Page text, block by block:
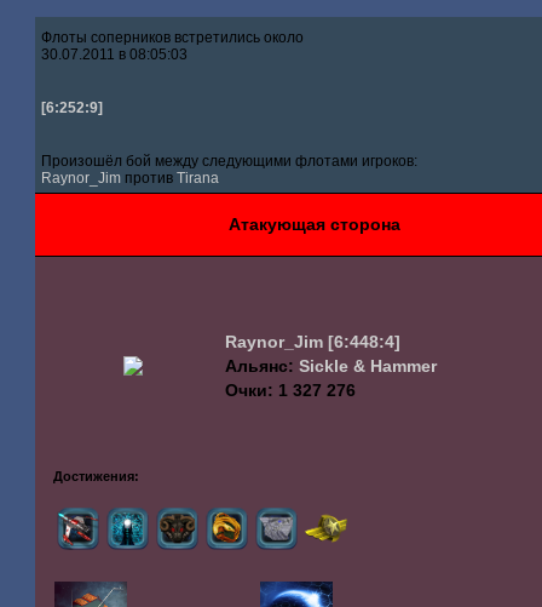
Флоты соперников встретились около
30.07.2011 в 08:05:03
[6:252:9]
Произошёл бой между следующими флотами игроков:
Raynor_Jim противTirana
Атакующая сторона
Raynor_Jim [6:448:4]
Альянс:Sickle & Hammer
Очки: 1 327 276
Достижения: